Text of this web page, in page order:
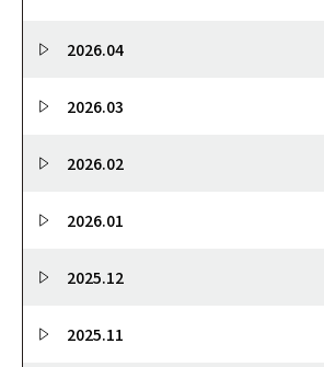
2026.04
2026.03
2026.02
2026.01
2025.12
2025.11